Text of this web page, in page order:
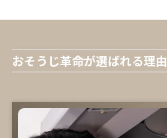
おそうじ革命が選ばれる理由